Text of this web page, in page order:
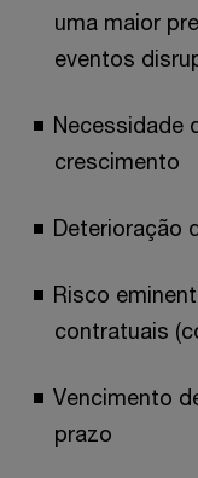
uma maior
eventos
Necessidade
crescimento
Deterioração
Risco
contratuais
Vencimento
prazo